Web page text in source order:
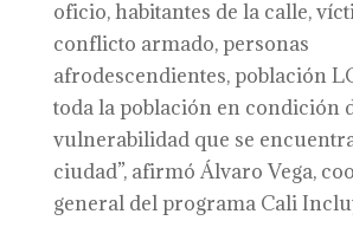
oficio, habitantes de la calle,
conflicto armado, personas
afrodescendientes, población
toda la población en condición
vulnerabilidad que se
ciudad”, afirmó Álvaro Vega,
general del programa Cali